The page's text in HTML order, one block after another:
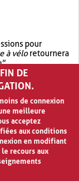
pour
à véloretournera
.
.garage OR vélo
à vélo
DE
de connexion
meilleure
acceptez
aux conditions
en modifiant
recours aux